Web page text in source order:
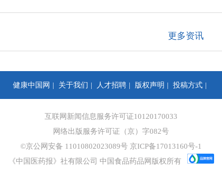
更多资讯
健康中国网 关于我们 人才招聘 版权声明 投稿方式
你问我答 合作咨询 信息保护 网站地图
互联网新闻信息服务许可证10120170033
网络出版服务许可证（京）字082号
©京公网安备 11010802023089号 京ICP备17013160号-1
《中国医药报》社有限公司 中国食品药品网版权所有